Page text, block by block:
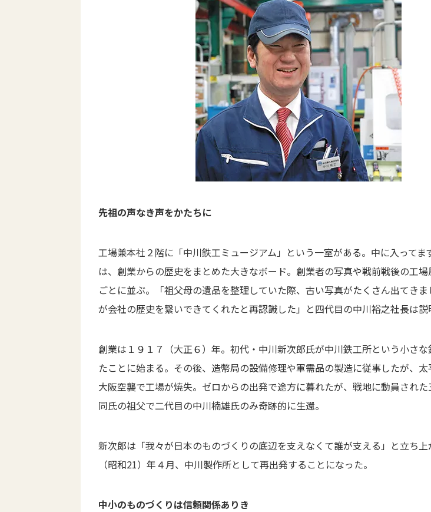
先祖の声なき声をかたちに
工場兼本社２階に「中川鉄工ミュージアム」という一室がある。中に入ってま
は、創業からの歴史をまとめた大きなボード。創業者の写真や戦前戦後の工
ごとに並ぶ。「祖父母の遺品を整理していた際、古い写真がたくさん出てき
が会社の歴史を繋いできてくれたと再認識した」と四代目の中川裕之社長は説
創業は１９１７（大正６）年。初代・中川新次郎氏が中川鉄工所という小さ
たことに始まる。その後、造幣局の設備修理や軍需品の製造に従事したが、
大阪空襲で工場が焼失。ゼロからの出発で途方に暮れたが、戦地に動員された
同氏の祖父で二代目の中川楠雄氏のみ奇跡的に生還。
新次郎は「我々が日本のものづくりの底辺を支えなくて誰が支える」と立ち上
（昭和21）年４月、中川製作所として再出発することになった。
中小のものづくりは信頼関係ありき